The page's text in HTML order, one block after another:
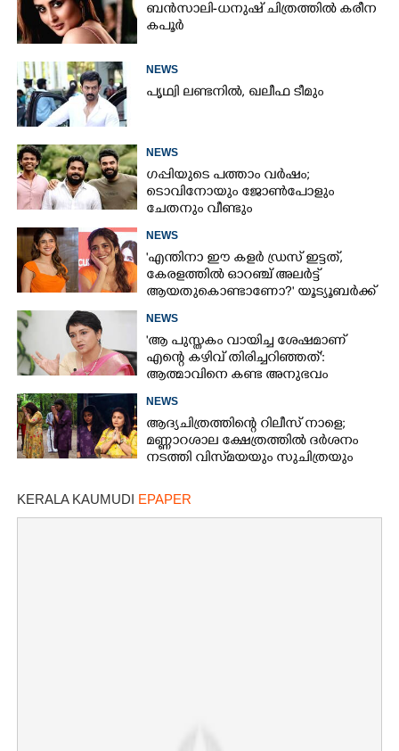
ബൻസാലി-ധനുഷ് ചിത്രത്തിൽ കരീന
കപൂർ
NEWS
പൃഥ്വി ലണ്ടനിൽ, ഖലീഫ ടീമും
NEWS
ഗപ്പിയുടെ പത്താം വർഷം;​
ടൊവിനോയും ജോൺപോളും
ചേതനും വീണ്ടും
NEWS
'എന്തിനാ ഈ കളർ ഡ്രസ് ഇട്ടത്,
കേരളത്തിൽ ഓറഞ്ച് അല‌ർട്ട്
ആയതുകൊണ്ടാണോ?' യൂട്യൂബർക്ക്
NEWS
'ആ പുസ്തകം വായിച്ച ശേഷമാണ്
എന്റെ കഴിവ് തിരിച്ചറിഞ്ഞത്':
ആത്മാവിനെ കണ്ട അനുഭവം
NEWS
ആദ്യചിത്രത്തിന്റെ റിലീസ് നാളെ;
മണ്ണാറശാല ക്ഷേത്രത്തിൽ ദർശനം
നടത്തി വിസ്‌മയയും സുചിത്രയും
KERALA KAUMUDI EPAPER